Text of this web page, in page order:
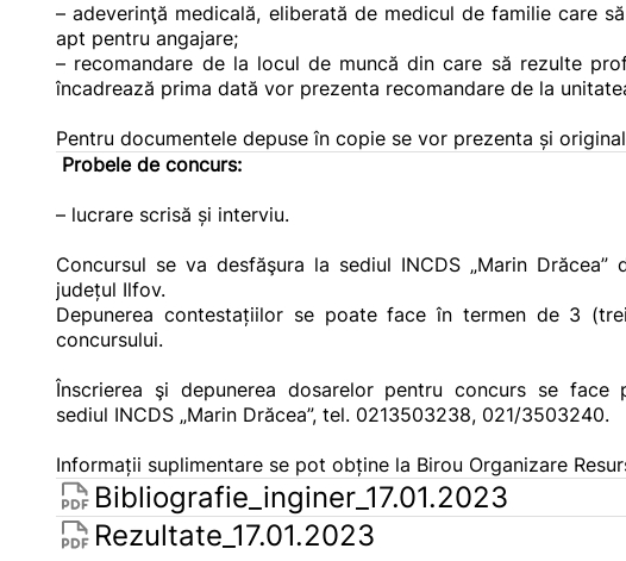
– adeverinţă medicală, eliberată de medicul de familie care
apt pentru angajare;
– recomandare de la locul de muncă din care să rezulte
încadrează prima dată vor prezenta recomandare de la
Pentru documentele depuse în copie se vor prezenta și
Probele de concurs:
– lucrare scrisă și interviu.
Concursul se va desfăşura la sediul INCDS „Marin Drăcea”
județul Ilfov.
Depunerea contestațiilor se poate face în termen de 3
concursului.
Înscrierea şi depunerea dosarelor pentru concurs se
sediul INCDS „Marin Drăcea”, tel. 0213503238, 021/3503240.
Informații suplimentare se pot obține la Birou Organizare
Bibliografie_inginer_17.01.2023
Rezultate_17.01.2023